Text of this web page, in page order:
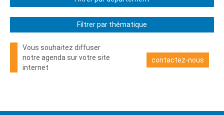
Filtrer par thématique
Vous souhaitez diffuser
notre agenda sur votre site
internet
contactez-nous